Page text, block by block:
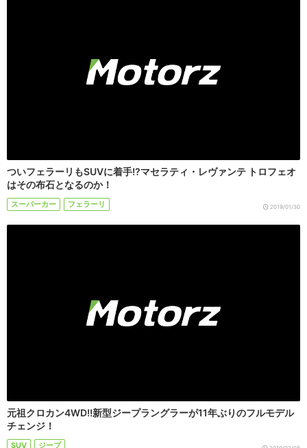
ついフェラーリもSUVに着手!?マセラティ・レヴァンテ トロフェオ
はその布石となるのか！
スーパーカー フェラーリ 2019/01/30
元祖クロカン4WD!!新型ジープラングラーが11年ぶりのフルモデル
チェンジ！
SUV ジープ